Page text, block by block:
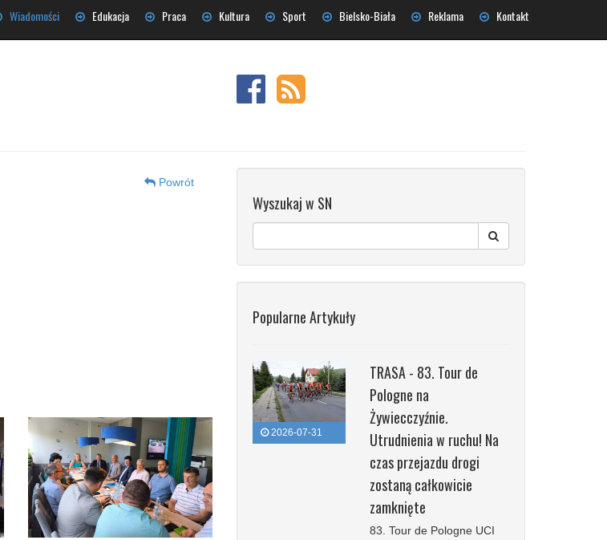
Wiadomości Edukacja Praca Kultura Sport Bielsko-Biała Reklama Kontakt
Powrót
Wyszukaj w SN
Popularne Artykuły
2026-07-31
TRASA - 83. Tour de
Pologne na
Żywiecczyźnie.
Utrudnienia w ruchu! Na
czas przejazdu drogi
zostaną całkowicie
zamknięte
83. Tour de Pologne UCI